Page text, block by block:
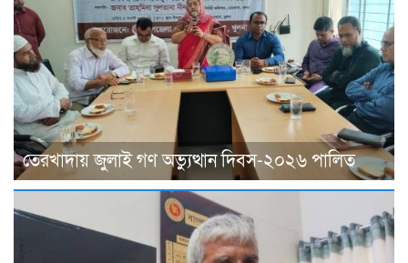
তেরখাদায় জুলাই গণ অভ্যুত্থান দিবস-২০২৬ পালিত